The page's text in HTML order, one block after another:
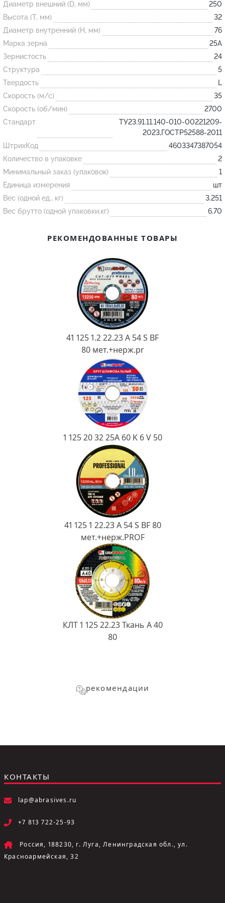
Огнеупорные
изделия
Скачать каталог
Тигель
Муфель
Черпак
Шербер
Трубка
Стержень
Пробка
Подставка
Лодочка
Контакт
Огнеупорная SiC смесь
Диаметр внешний (D, мм)
250
Высота (T, мм)
32
Диаметр внутренний (H, мм)
76
Марка зерна
25А
Зернистость
24
Структура
5
Твердость
L
Скорость (м/с)
35
Скорость (об/мин)
2700
Стандарт
ТУ23.91.11.140-010-00221209-
2023,ГОСТР52588-2011
ШтрихКод
4603347387054
Количество в упаковке
2
Минимальный заказ (упаковок)
1
Единица измерения
шт
Вес (одной ед., кг)
3.251
Вес брутто (одной упаковки,кг)
6.70
РЕКОМЕНДОВАННЫЕ ТОВАРЫ
41 125 1.2 22.23 A 54 S BF
80 мет.+нерж.pr
1 125 20 32 25А 60 K 6 V 50
41 125 1 22.23 A 54 S BF 80
мет.+нерж.PROF
КЛТ 1 125 22.23 Ткань A 40
80
рекомендации
КОНТАКТЫ
lap@abrasives.ru
+7 813 722-25-93
Россия, 188230, г. Луга, Ленинградская обл., ул.
Красноармейская, 32